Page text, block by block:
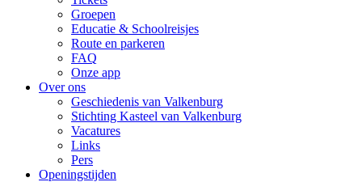
Groepen
Educatie & Schoolreisjes
Route en parkeren
FAQ
Onze app
Over ons
Geschiedenis van Valkenburg
Stichting Kasteel van Valkenburg
Vacatures
Links
Pers
Openingstijden